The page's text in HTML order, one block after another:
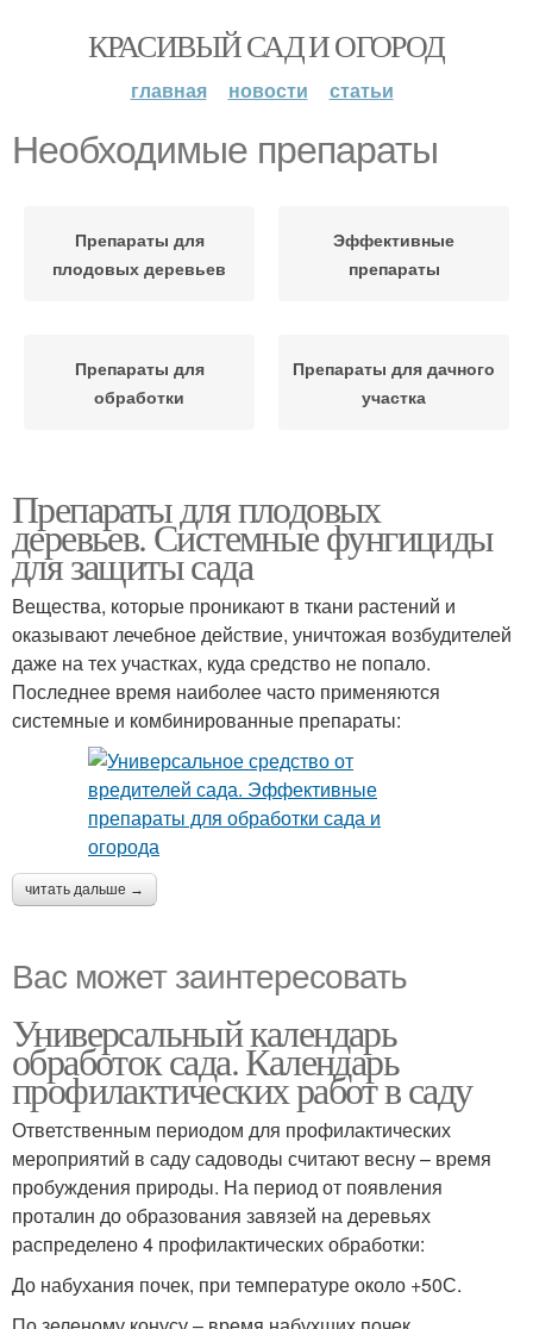
КРАСИВЫЙ САД И ОГОРОД
главная новости статьи
Необходимые препараты
Препараты для
плодовых деревьев
Эффективные
препараты
Препараты для
обработки
Препараты для дачного
участка
Препараты для плодовых
деревьев. Системные фунгициды
для защиты сада
Вещества, которые проникают в ткани растений и
оказывают лечебное действие, уничтожая возбудителей
даже на тех участках, куда средство не попало.
Последнее время наиболее часто применяются
системные и комбинированные препараты:
читать дальше →
Вас может заинтересовать
Универсальный календарь
обработок сада. Календарь
профилактических работ в саду
Ответственным периодом для профилактических
мероприятий в саду садоводы считают весну – время
пробуждения природы. На период от появления
проталин до образования завязей на деревьях
распределено 4 профилактических обработки:
До набухания почек, при температуре около +50С.